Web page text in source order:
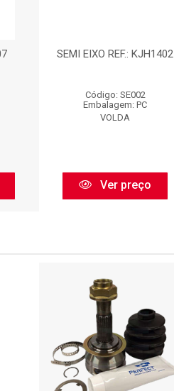
SEMI EIXO REF.: KJH1402
Código: SE002
Embalagem: PC
VOLDA
Ver preço